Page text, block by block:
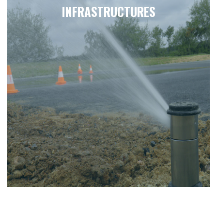
INFRASTRUCTURES